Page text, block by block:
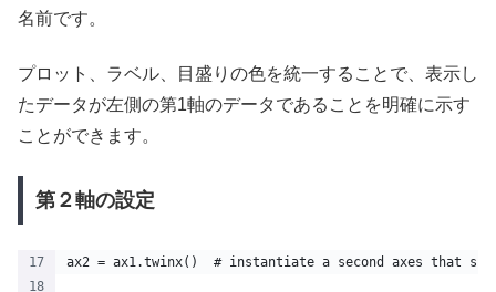
名前です。
プロット、ラベル、目盛りの色を統一することで、表示し
たデータが左側の第1軸のデータであることを明確に示す
ことができます。
第２軸の設定
ax2 = ax1.twinx()  # instantiate a second axes that